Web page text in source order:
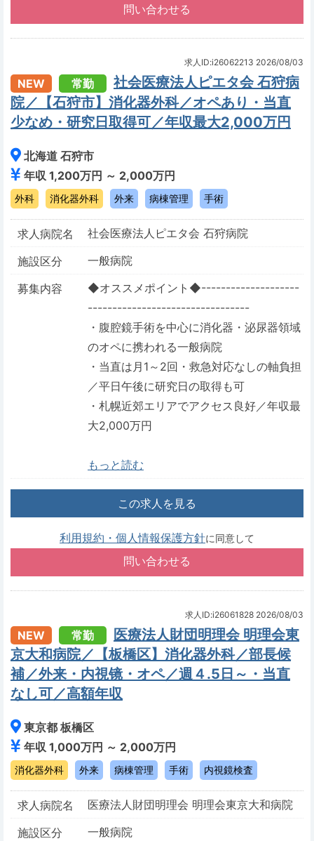
求人ID:i26062213 2026/08/03
NEW 常勤
社会医療法人ピエタ会 石狩病
院／【石狩市】消化器外科／オペあり・当直
少なめ・研究日取得可／年収最大2,000万円
北海道 石狩市
年収 1,200万円 ～ 2,000万円
外科 消化器外科 外来 病棟管理 手術
求人病院名
社会医療法人ピエタ会 石狩病院
施設区分
一般病院
募集内容
◆オススメポイント◆--------------------
---------------------------------
・腹腔鏡手術を中心に消化器・泌尿器領域
のオペに携われる一般病院
・当直は月1～2回・救急対応なしの軸負担
／平日午後に研究日の取得も可
・札幌近郊エリアでアクセス良好／年収最
大2,000万円
もっと読む
この求人を見る
利用規約・個人情報保護方針に同意して
求人ID:i26061828 2026/08/03
NEW 常勤
医療法人財団明理会 明理会東
京大和病院／【板橋区】消化器外科／部長候
補／外来・内視镜・オペ／週４.5日～・当直
なし可／高額年収
東京都 板橋区
年収 1,000万円 ～ 2,000万円
消化器外科 外来 病棟管理 手術 内視鏡検査
求人病院名
医療法人財団明理会 明理会東京大和病院
施設区分
一般病院